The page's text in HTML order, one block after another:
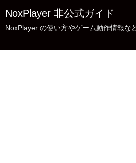
NoxPlayer 非公式ガイド
NoxPlayer の使い方やゲーム動作情報な